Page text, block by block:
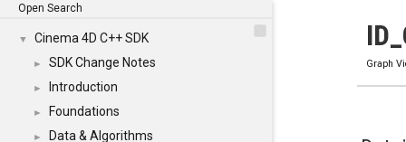
Open Search
▼ Cinema 4D C++ SDK
► SDK Change Notes
► Introduction
► Foundations
► Data & Algorithms
Graph